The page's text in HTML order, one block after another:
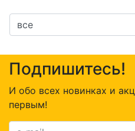
Подпишитесь!
И обо всех новинках и
первым!